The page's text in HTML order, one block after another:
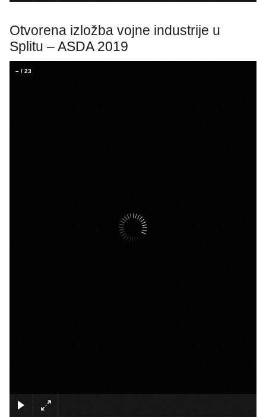
Otvorena izložba vojne industrije u
Splitu – ASDA 2019
– / 23